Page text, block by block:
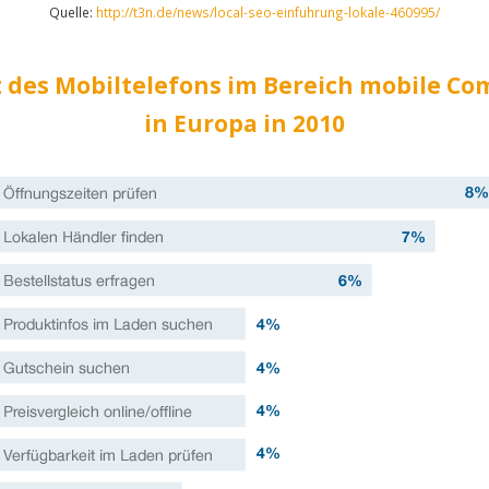
Quelle: http://t3n.de/news/local-seo-einfuhrung-lokale-460995/
des Mobiltelefons im Bereich mobile
in Europa in 2010